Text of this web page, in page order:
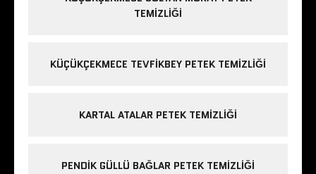
TEMIZLIĞI
KÜÇÜKÇEKMECE TEVFIKBEY PETEK TEMIZLIĞI
KARTAL ATALAR PETEK TEMIZLIĞI
PENDIK GÜLLÜ BAĞLAR PETEK TEMIZLIĞI